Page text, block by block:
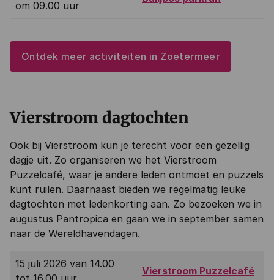
om 09.00 uur
Ontdek meer activiteiten in Zoetermeer
Vierstroom dagtochten
Ook bij Vierstroom kun je terecht voor een gezellig
dagje uit. Zo organiseren we het Vierstroom
Puzzelcafé, waar je andere leden ontmoet en puzzels
kunt ruilen. Daarnaast bieden we regelmatig leuke
dagtochten met ledenkorting aan. Zo bezoeken we in
augustus Pantropica en gaan we in september samen
naar de Wereldhavendagen.
15 juli 2026 van 14.00
Vierstroom Puzzelcafé